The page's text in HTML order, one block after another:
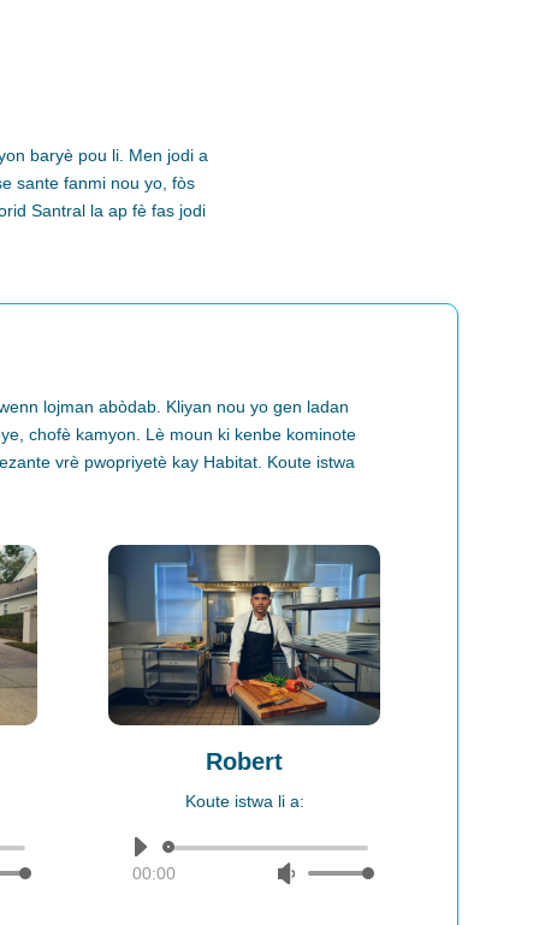
baryè pou li. Men jodi a
sante fanmi nou yo, fòs
Santral la ap fè fas jodi
lojman abòdab. Kliyan nou yo gen ladan
chofè kamyon. Lè moun ki kenbe kominote
vrè pwopriyetè kay Habitat. Koute istwa
Robert
Koute istwa li a:
Audio
Player
00:00
Use